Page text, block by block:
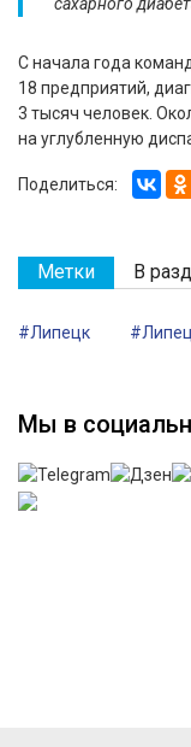
С начала года
18 предприятий,
3 тысяч человек.
на углубленную
Поделиться:
Метки В
#Липецк
Мы в